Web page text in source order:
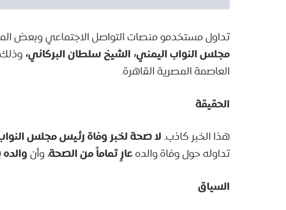
تداول مستخدمو منصات التواصل الاجتماعي وبعض
مجلس النواب اليمني، الشيخ سلطان البركاني،
العاصمة المصرية القاهرة.
الحقيقة
هذا الخبر كاذب.لا صحة لخبر وفاة رئيس مجلس
تداوله حول وفاة والدهعارٍ تماماً من الصحة، وأنوالده
السياق